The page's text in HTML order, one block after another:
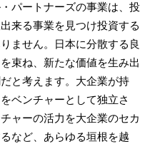
パートナーズの事業は、投
来る事業を見つけ投資する
ません。日本に分散する良
束ね、新たな価値を生み出
と考えます。大企業が持
ベンチャーとして独立さ
ャーの活力を大企業のセカ
など、あらゆる垣根を越